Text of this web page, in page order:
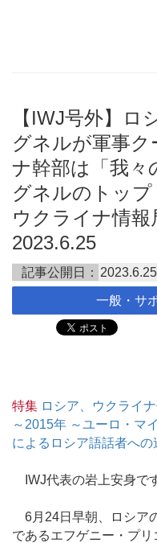
【IWJ号外】ロ
グネルが軍事ク
ナ幹部は「我々
グネルのトッ
ウクライナ情報
2023.6.25
記事公開日： 2023.6.25
一般・サ
特集 ロシア、ウクライ
～2015年 ～ユーロ・マ
によるロシア語話者への
IWJ代表の岩上安身で
6月24日早朝、ロシア
であるエフゲニー・プリ